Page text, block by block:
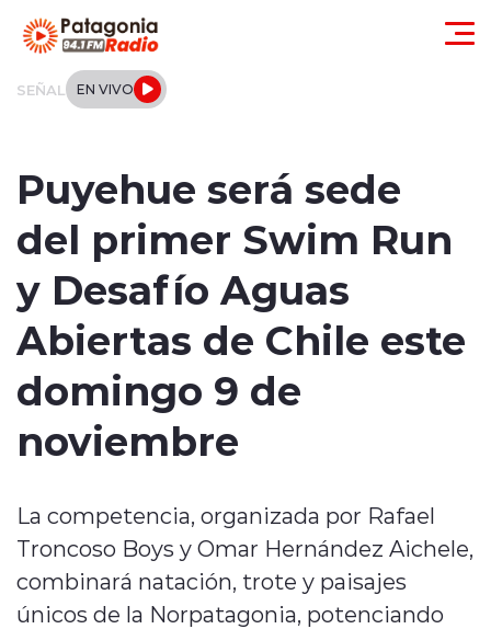
SEÑAL EN VIVO
Regionales
Local
Tendencias
Internacional
Deportes
Quienes Somos
Puyehue será sede
del primer Swim Run
y Desafío Aguas
Abiertas de Chile este
domingo 9 de
noviembre
La competencia, organizada por Rafael
Troncoso Boys y Omar Hernández Aichele,
combinará natación, trote y paisajes
únicos de la Norpatagonia, potenciando